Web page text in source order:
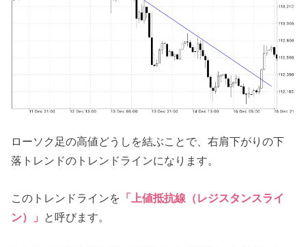
ローソク足の高値どうしを結ぶことで、右肩下がりの下
落トレンドのトレンドラインになります。
このトレンドラインを 「上値抵抗線（レジスタンスライ
ン）」 と呼びます。